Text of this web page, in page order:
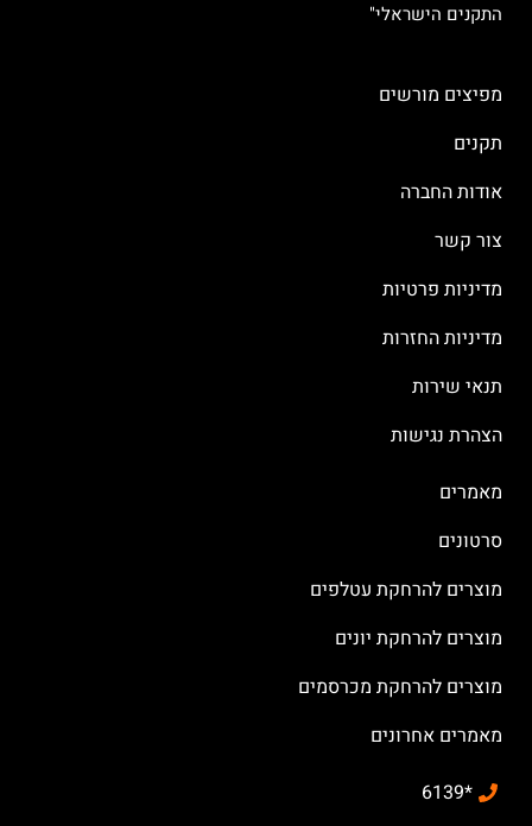
התקנים הישראלי"
מפיצים מורשים
תקנים
אודות החברה
צור קשר
מדיניות פרטיות
מדיניות החזרות
תנאי שירות
הצהרת נגישות
מאמרים
סרטונים
מוצרים להרחקת עטלפים
מוצרים להרחקת יונים
מוצרים להרחקת מכרסמים
מאמרים אחרונים
*6139